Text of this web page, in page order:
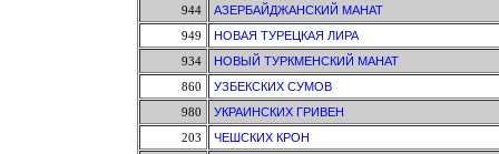
944
АЗЕРБАЙДЖАНСКИЙ МАНАТ
949
НОВАЯ ТУРЕЦКАЯ ЛИРА
934
НОВЫЙ ТУРКМЕНСКИЙ МАНАТ
860
УЗБЕКСКИХ СУМОВ
980
УКРАИНСКИХ ГРИВЕН
203
ЧЕШСКИХ КРОН